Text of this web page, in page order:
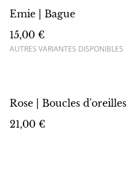
Emie | Bague
15,00 €
AUTRES VARIANTES DISPONIBLES
Rose | Boucles d'oreilles
21,00 €